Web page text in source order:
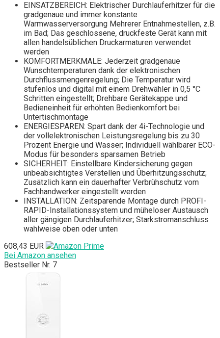
EINSATZBEREICH: Elektrischer Durchlauferhitzer für die
gradgenaue und immer konstante
Warmwasserversorgung Mehrerer Entnahmestellen, z.B.
im Bad; Das geschlossene, druckfeste Gerät kann mit
allen handelsüblichen Druckarmaturen verwendet
werden
KOMFORTMERKMALE: Jederzeit gradgenaue
Wunschtemperaturen dank der elektronischen
Durchflussmengenregelung; Die Temperatur wird
stufenlos und digital mit einem Drehwähler in 0,5 °C
Schritten eingestellt; Drehbare Gerätekappe und
Bedieneinheit für erhöhten Bedienkomfort bei
Untertischmontage
ENERGIESPAREN: Spart dank der 4i-Technologie und
der vollelektronischen Leistungsregelung bis zu 30
Prozent Energie und Wasser; Individuell wählbarer ECO-
Modus für besonders sparsamen Betrieb
SICHERHEIT: Einstellbare Kindersicherung gegen
unbeabsichtigtes Verstellen und Überhitzungsschutz;
Zusätzlich kann ein dauerhafter Verbrühschutz vom
Fachhandwerker eingestellt werden
INSTALLATION: Zeitsparende Montage durch PROFI-
RAPID-Installationssystem und müheloser Austausch
aller gängigen Durchlauferhitzer; Starkstromanschluss
wahlweise oben oder unten
608,43 EUR
Bei Amazon ansehen
Bestseller Nr. 7